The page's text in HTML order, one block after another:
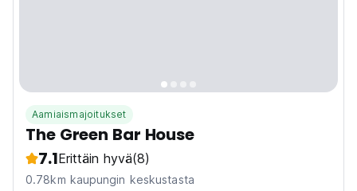
Aamiaismajoitukset
The Green Bar House
7.1Erittäin hyvä(8)
0.78km kaupungin keskustasta